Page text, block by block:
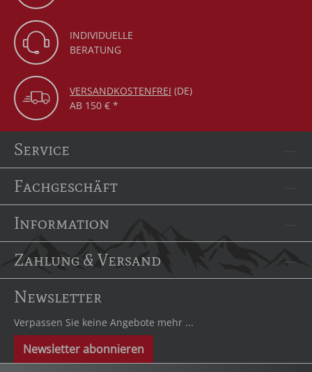
INDIVIDUELLE
BERATUNG
VERSANDKOSTENFREI (DE)
AB 150 € *
Service
Fachgeschäft
Information
Zahlung & Versand
Newsletter
Verpassen Sie keine Angebote mehr ...
Newsletter abonnieren